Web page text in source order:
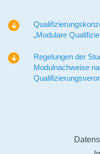
„Modulare
Regelungen der
Modulnachweise